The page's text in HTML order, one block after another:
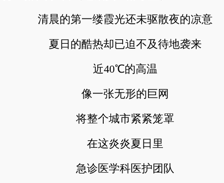
清晨的第一缕霞光还未驱散夜的凉意
夏日的酷热却已迫不及待地袭来
近40℃的高温
像一张无形的巨网
将整个城市紧紧笼罩
在这炎炎夏日里
急诊医学科医护团队